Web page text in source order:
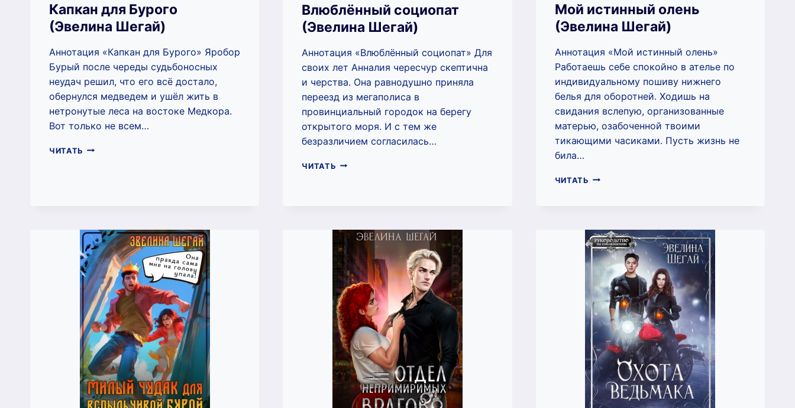
Капкан для Бурого
(Эвелина Шегай)
Аннотация «Капкан для Бурого» Яробор
Бурый после череды судьбоносных
неудач решил, что его всё достало,
обернулся медведем и ушёл жить в
нетронутые леса на востоке Медкора.
Вот только не всем…
ЧИТАТЬ КАПКАН
Влюблённый социопат
(Эвелина Шегай)
Аннотация «Влюблённый социопат» Для
своих лет Анналия чересчур скептична
и черства. Она равнодушно приняла
переезд из мегаполиса в
провинциальный городок на берегу
открытого моря. И с тем же
безразличием согласилась…
ЧИТАТЬ ВЛЮБЛЁННЫЙ
Мой истинный олень
(Эвелина Шегай)
Аннотация «Мой истинный олень»
Работаешь себе спокойно в ателье по
индивидуальному пошиву нижнего
белья для оборотней. Ходишь на
свидания вслепую, организованные
матерью, озабоченной твоими
тикающими часиками. Пусть жизнь не
била…
ЧИТАТЬ МОЙ